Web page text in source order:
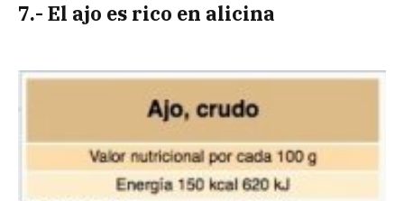
7.- El ajo es rico en alicina